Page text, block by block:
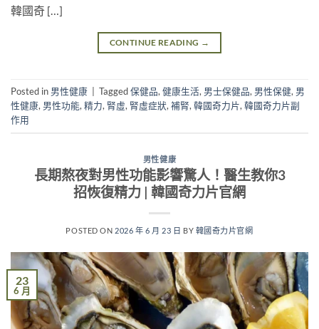
韓國奇 […]
CONTINUE READING →
Posted in 男性健康 Tagged保健品, 健康生活, 男士保健品, 男性保健, 男
性健康, 男性功能, 精力, 腎虛, 腎虛症狀, 補腎, 韓國奇力片, 韓國奇力片副
作用
男性健康
長期熬夜對男性功能影響驚人！醫生教你3
招恢復精力 | 韓國奇力片官網
POSTED ON 2026 年 6 月 23 日 BY 韓國奇力片官網
23
6 月